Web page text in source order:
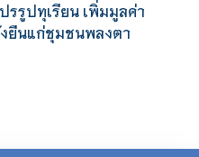
รรูปทุเรียน เพิ่มมูลค่า
ยืนแก่ชุมชนพลงตา